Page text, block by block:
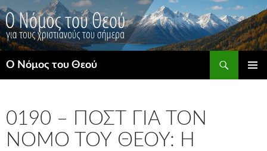
Μετάβαση
σε
περιεχόμενο
Ο Νόμος του Θεού
0190 – ΠΟΣΤ ΓΙΑ ΤΟΝ
ΝΌΜΟ ΤΟΥ ΘΕΟΎ: Η